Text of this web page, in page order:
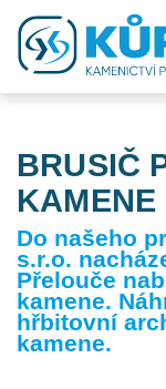
BRUSIČ
Do našeho
s.r.o.
Přelouče
kamene.
hřbitovní
kamene.